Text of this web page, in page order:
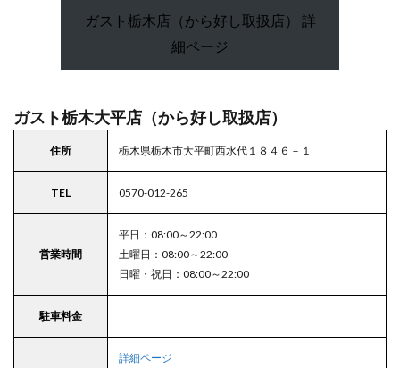
ガスト栃木店（から好し取扱店） 詳
細ページ
ガスト栃木大平店（から好し取扱店）
住所 栃木県栃木市大平町西水代１８４６－１
TEL 0570-012-265
営業時間
平日：08:00～22:00
土曜日：08:00～22:00
日曜・祝日：08:00～22:00
駐車料金
詳細ページ